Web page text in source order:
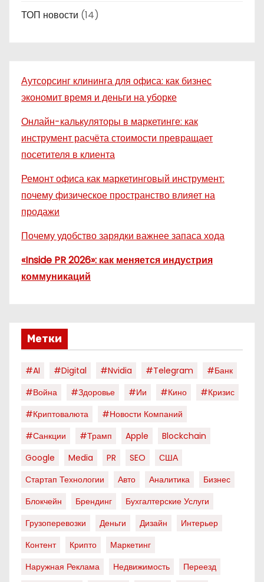
ТОП новости (14)
Аутсорсинг клининга для офиса: как бизнес
экономит время и деньги на уборке
Онлайн-калькуляторы в маркетинге: как
инструмент расчёта стоимости превращает
посетителя в клиента
Ремонт офиса как маркетинговый инструмент:
почему физическое пространство влияет на
продажи
Почему удобство зарядки важнее запаса хода
«Inside PR 2026»: как меняется индустрия
коммуникаций
Метки
#AI #digital #nvidia #telegram
#банк
#война
#здоровье #ии #кино
#кризис
#криптовалюта
#новости Компаний
#санкции
#трамп Apple
Blockchain
Google
Media PR SEO
США
Стартап Технологии
Авто Аналитика
Бизнес
Блокчейн
Брендинг
Бухгалтерские Услуги
Грузоперевозки
Деньги Дизайн
Интерьер
Контент
Крипто
Маркетинг
Наружная Реклама
Недвижимость
Переезд